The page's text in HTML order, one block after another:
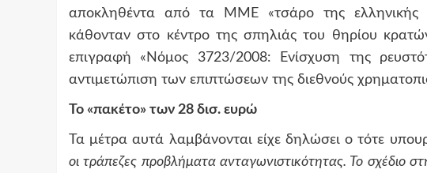
αποκληθέντα από τα ΜΜΕ «τσάρο της ελληνικής
κάθονταν στο κέντρο της σπηλιάς του θηρίου
επιγραφή «Νόμος 3723/2008: Ενίσχυση της
αντιμετώπιση των επιπτώσεων της διεθνούς
Το «πακέτο» των 28 δισ. ευρώ
Τα μέτρα αυτά λαμβάνονται είχε δηλώσει ο τότε
οι τράπεζες προβλήματα ανταγωνιστικότητας. Το σχέδιο